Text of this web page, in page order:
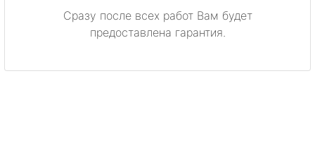
Сразу после всех работ Вам будет
предоставлена гарантия.